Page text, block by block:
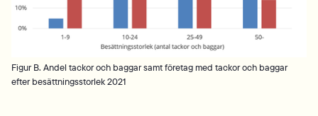
Figur B. Andel tackor och baggar samt företag med tackor och baggar
efter besättningsstorlek 2021